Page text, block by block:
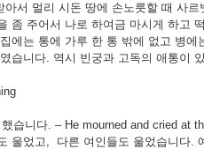
서 멀리 시돈 땅에 손노릇할 때 사
좀 주어서 나로 하여금 마시게 하고
에는 통에 가루 한 통 밖에 없고 병
습니다. 역시 빈궁과 고독의 애통이
습니다. – He mourned and cried at
울었고, 다른 여인들도 울었습니다.